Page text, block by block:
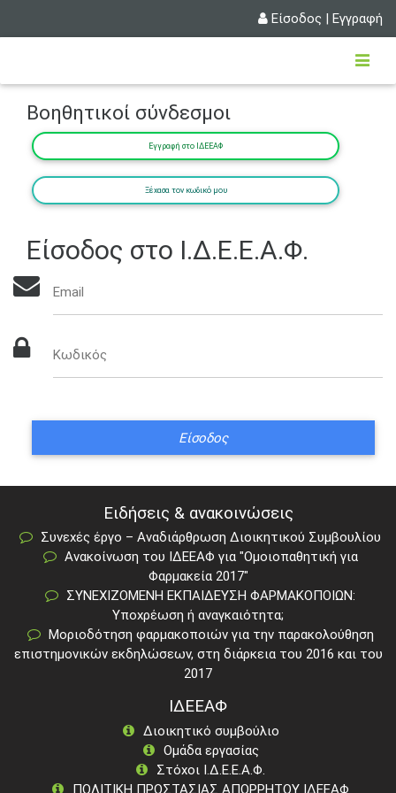
Είσοδος | Εγγραφή
Βοηθητικοί σύνδεσμοι
Εγγραφή στο ΙΔΕΕΑΦ
Ξέχασα τον κωδικό μου
Είσοδος στο Ι.Δ.Ε.Ε.Α.Φ.
Email
Κωδικός
Ειδήσεις & ανακοινώσεις
Συνεχές έργο – Αναδιάρθρωση Διοικητικού Συμβουλίου
Ανακοίνωση του ΙΔΕΕΑΦ για "Ομοιοπαθητική για
Φαρμακεία 2017"
ΣΥΝΕΧΙΖΟΜΕΝΗ ΕΚΠΑΙΔΕΥΣΗ ΦΑΡΜΑΚΟΠΟΙΩΝ:
Υποχρέωση ή αναγκαιότητα;
Μοριοδότηση φαρμακοποιών για την παρακολούθηση
επιστημονικών εκδηλώσεων, στη διάρκεια του 2016 και του
2017
ΙΔΕΕΑΦ
Διοικητικό συμβούλιο
Ομάδα εργασίας
Στόχοι Ι.Δ.Ε.Ε.Α.Φ.
ΠΟΛΙΤΙΚΗ ΠΡΟΣΤΑΣΙΑΣ ΑΠΟΡΡΗΤΟΥ ΙΔΕΕΑΦ